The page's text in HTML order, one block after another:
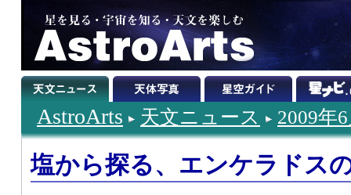
AstroArts 天文ニュース 2009年
塩から探る、エンケラドス